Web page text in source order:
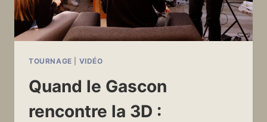
TOURNAGE VIDÉO
Quand le Gascon
rencontre la 3D :